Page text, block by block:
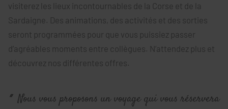
visiterez les lieux incontournables de la Corse et de la
Sardaigne. Des animations, des activités et des sorties
seront programmées pour que vous puissiez passer
d’agréables moments entre collègues. N’attendez plus et
découvrez nos différentes offres.
Nous vous proposons un voyage qui vous réservera